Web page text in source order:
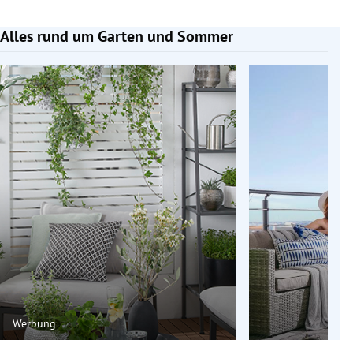
Alles rund um Garten und Sommer
Slide 1 von 6
Werbung